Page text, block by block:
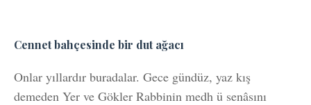
Cennet bahçesinde bir dut ağacı
Onlar yıllardır buradalar. Gece gündüz, yaz kış
demeden Yer ve Gökler Rabbinin medh ü senâsını